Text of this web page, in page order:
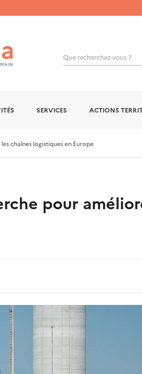
Que recherchez-vous ?
SERVICES ACTIONS
chaînes logistiques en Europe
pour